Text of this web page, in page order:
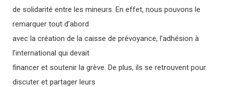
de solidarité entre les mineurs. En effet, nous pouvons le
remarquer tout d’abord
avec la création de la caisse de prévoyance, l’adhésion à
l’international qui devait
financer et soutenir la grève. De plus, ils se retrouvent pour
discuter et partager leurs